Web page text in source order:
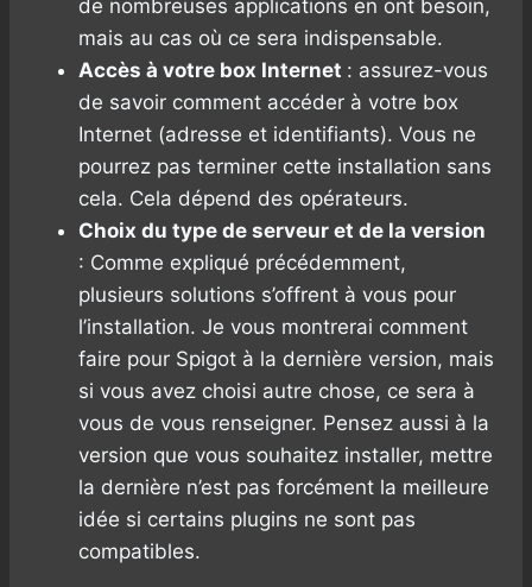
de nombreuses applications en ont besoin,
mais au cas où ce sera indispensable.
Accès à votre box Internet : assurez-vous
de savoir comment accéder à votre box
Internet (adresse et identifiants). Vous ne
pourrez pas terminer cette installation sans
cela. Cela dépend des opérateurs.
Choix du type de serveur et de la version
: Comme expliqué précédemment,
plusieurs solutions s’offrent à vous pour
l’installation. Je vous montrerai comment
faire pour Spigot à la dernière version, mais
si vous avez choisi autre chose, ce sera à
vous de vous renseigner. Pensez aussi à la
version que vous souhaitez installer, mettre
la dernière n’est pas forcément la meilleure
idée si certains plugins ne sont pas
compatibles.